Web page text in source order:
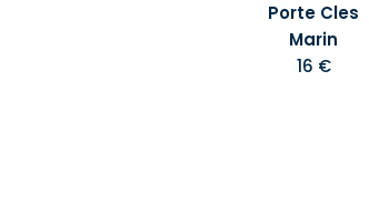
Porte Cles
Marin
16 €